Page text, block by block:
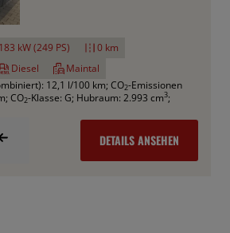
183 kW (249 PS)
0 km
Diesel
Maintal
12,1 l/100 km; CO2-Emissionen
; CO2-Klasse: G; Hubraum: 2.993 cm3;
DETAILS ANSEHEN